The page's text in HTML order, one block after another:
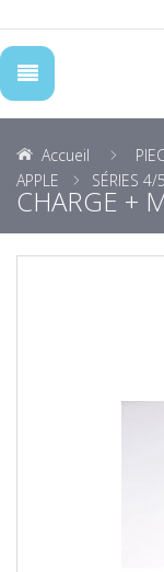
Accueil
APPLE
SÉRIES
CHARGE +